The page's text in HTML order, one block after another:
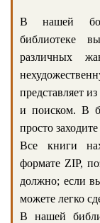
В нашей
библиотеке
различных
представляет
и поиском. В
просто
Все книги
формате ZIP,
должно; если
можете легко
В нашей